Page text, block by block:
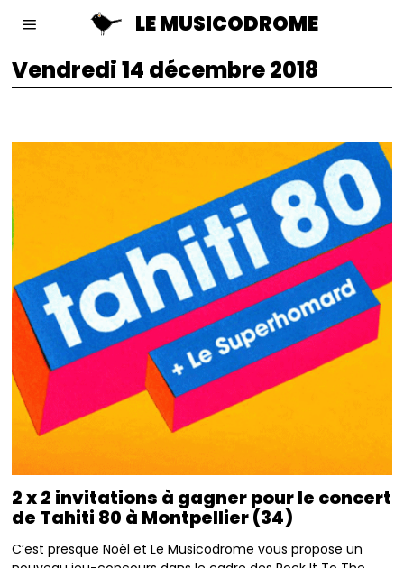
LE MUSICODROME
Vendredi 14 décembre 2018
2 x 2 invitations à gagner pour le concert
de Tahiti 80 à Montpellier (34)
C’est presque Noël et Le Musicodrome vous propose un